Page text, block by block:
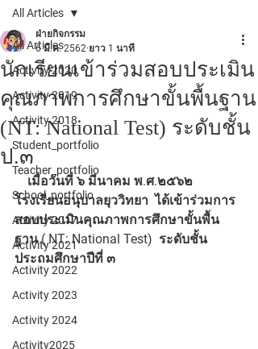
All Articles
Activity 2020
Activity 2019
Activity 2018
Student_portfolio
Teacher_portfolio
School_portfolio
Activity 2017
Activity 2021
Activity 2022
Activity 2023
Activity 2024
Activity2025
All Articles
นักเรียนเข้าร่วมสอบประเมิน
คุณภาพการศึกษาขั้นพื้นฐาน
(NT: National Test) ระดับชั้น
ป.๓
ฝ่ายกิจกรรม
6 มี.ค. 2562 ยาว 1 นาที
โรงเรียนอนุบาลยุววิทยา  ได้เข้าร่วมการ
สอบประเมินคุณภาพการศึกษาขั้นพื้น
ฐาน ( NT: National Test)  ระดับชั้น
ประถมศึกษาปีที่ ๓